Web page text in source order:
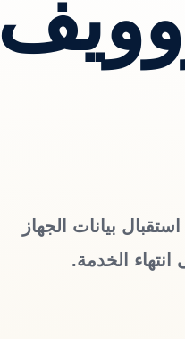
بيانات الجهاز
الخدمة.